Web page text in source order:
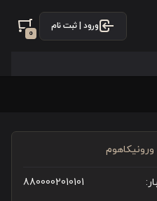
ورود | ثبت نام
0
ورونیکاهوم
8800002010101